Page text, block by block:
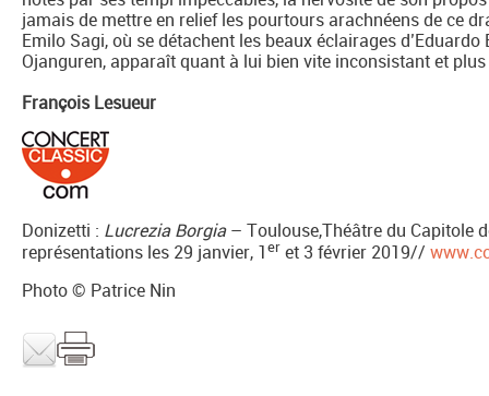
jamais de mettre en relief les pourtours arachnéens de ce
Emilo Sagi, où se détachent les beaux éclairages
Ojanguren, apparaît quant à lui bien vite inconsistant et
François Lesueur
Donizetti : Lucrezia Borgia– Toulouse,Théâtre du Capitole
représentations les 29 janvier, 1er et 3 février 2019//
Photo © Patrice Nin